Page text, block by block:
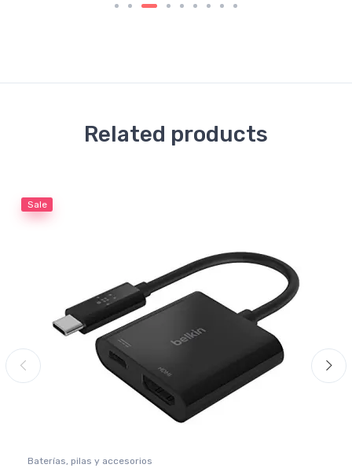
Related products
Sale
Baterías, pilas y accesorios